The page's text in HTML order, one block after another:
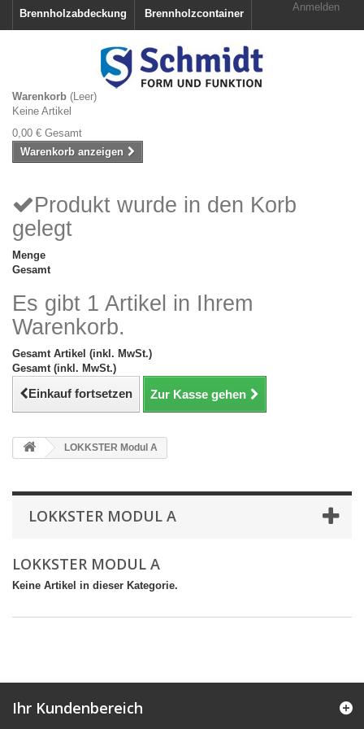
Brennholzabdeckung Brennholzcontainer
Anmelden
Warenkorb (Leer)
Keine Artikel
0,00 € Gesamt
Warenkorb anzeigen
Produkt wurde in den Korb
gelegt
Menge
Gesamt
Es gibt 1 Artikel in Ihrem
Warenkorb.
Gesamt Artikel (inkl. MwSt.)
Gesamt (inkl. MwSt.)
Einkauf fortsetzen Zur Kasse gehen
LOKKSTER Modul A
LOKKSTER MODUL A
LOKKSTER MODUL A
Keine Artikel in dieser Kategorie.
Ihr Kundenbereich